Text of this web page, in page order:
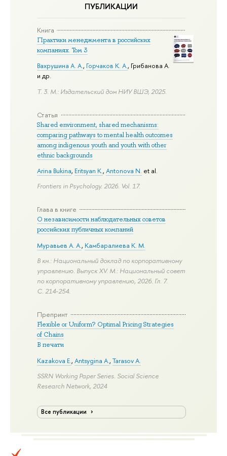
ПУБЛИКАЦИИ
Книга
Практики менеджмента в российских
компаниях. Том 3
Вахрушина А. А., Горчаков К. А., Грибанова А.
и др.
Т. 3. М.: Издательский дом НИУ ВШЭ, 2025.
Статья
Shared environment, shared mechanisms:
comparing pathways to mental health outcomes
among indigenous youth and youth with other
ethnic backgrounds
Arina Bukina, Eritsyan K.,Antonova N. et al.
Frontiers in Psychology. 2026. Vol. 17.
Глава в книге
О независимости наблюдательных советов
российских публичных компаний
Муравьев А. А., Камбаралиева К. М.
В кн.: Национальный доклад по корпоративному
управлению. Выпуск XV. М.: Национальный совет
по корпоративному управлению, 2026. Гл. 7.
С. 214-254.
Препринт
Flexible or Uniform? Optimal Pricing Strategies
of Chains
В печати
Kazakova E. ,Antsygina A. ,Tarasov A.
SSRN Working Paper Series. Social Science
Research Network, 2024
Все публикации